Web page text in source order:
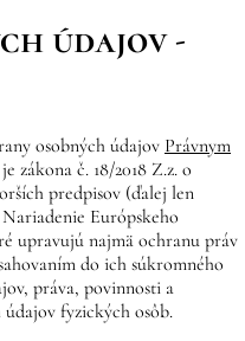
údajov -
osobných údajov Právnym
zákona č. 18/2018 Z.z. o
predpisov (ďalej len
Európskeho
upravujú najmä ochranu práv
do ich súkromného
práva, povinnosti a
fyzických osôb.